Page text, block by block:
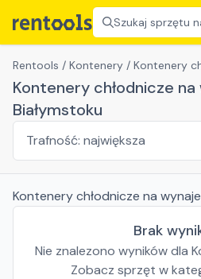
Szukaj sprzętu
Rentools / Kontenery / Kontenery
Kontenery chłodnicze
Białymstoku
Kontenery chłodnicze na
Brak
Nie znalezono wyników dla
Zobacz sprzęt w